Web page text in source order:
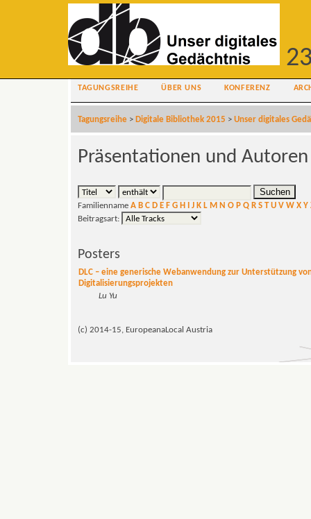
TAGUNGSREIHE ÜBER UNS KONFERENZ
Tagungsreihe > Digitale Bibliothek 2015 > Unser digitales
Präsentationen und Autoren
Familienname A B C D E F G H J K L M N O P Q R S T U V W X Y
Beitragsart:
Posters
DLC – eine generische Webanwendung zur Unterstützung
Digitalisierungsprojekten
Lu Yu
(c) 2014-15, EuropeanaLocal Austria